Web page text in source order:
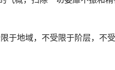
于地域，不受限于阶层，不